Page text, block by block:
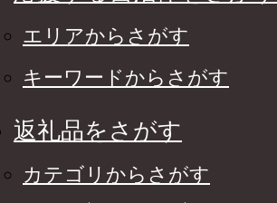
エリアからさがす
キーワードからさがす
返礼品をさがす
カテゴリからさがす